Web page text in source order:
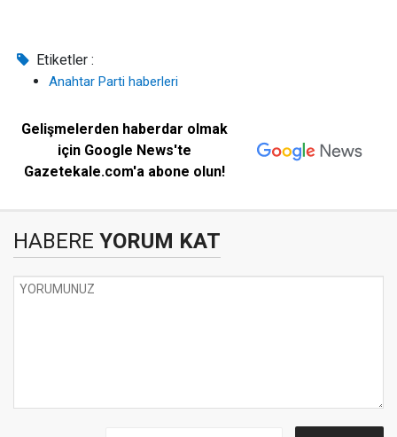
Etiketler :
Anahtar Parti haberleri
Gelişmelerden haberdar olmak
için Google News'te
Gazetekale.com'a abone olun!
HABERE YORUM KAT